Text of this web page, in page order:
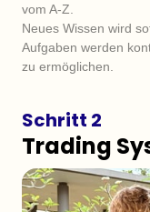
vom A-Z.
Neues Wissen wird
Aufgaben werden
zu ermöglichen.
Schritt 2
Trading